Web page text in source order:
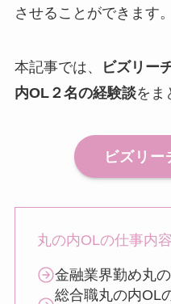
させることができます。
本記事では、
ビズリー
内OL２名の経験談をま
ビズリー
丸の内OLの仕事内容
金融業界勤め丸
総合職丸の内OL